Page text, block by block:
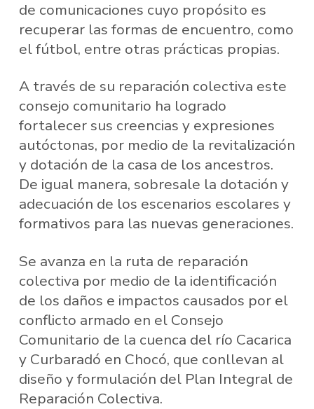
de comunicaciones cuyo propósito es
recuperar las formas de encuentro, como
el fútbol, entre otras prácticas propias.
A través de su reparación colectiva este
consejo comunitario ha logrado
fortalecer sus creencias y expresiones
autóctonas, por medio de la revitalización
y dotación de la casa de los ancestros.
De igual manera, sobresale la dotación y
adecuación de los escenarios escolares y
formativos para las nuevas generaciones.
Se avanza en la ruta de reparación
colectiva por medio de la identificación
de los daños e impactos causados por el
conflicto armado en el Consejo
Comunitario de la cuenca del río Cacarica
y Curbaradó en Chocó, que conllevan al
diseño y formulación del Plan Integral de
Reparación Colectiva.